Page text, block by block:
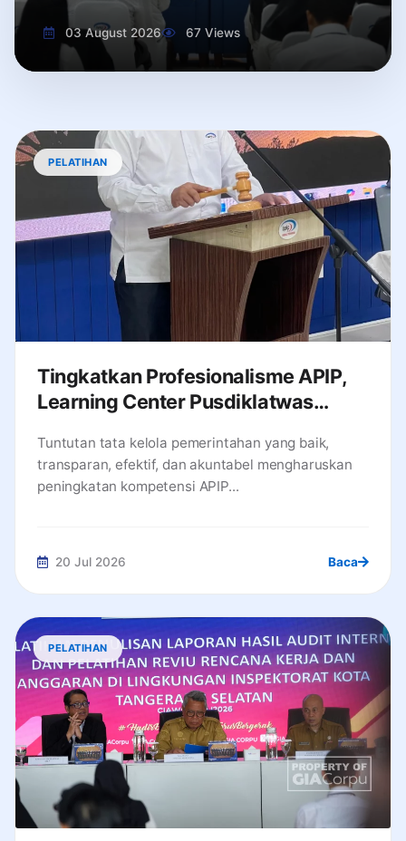
03 August 2026 67 Views
PELATIHAN
Tingkatkan Profesionalisme APIP,
Learning Center Pusdiklatwas
Tingkat Dasar
Tuntutan tata kelola pemerintahan yang baik,
transparan, efektif, dan akuntabel mengharuskan
peningkatan kompetensi APIP...
20 Jul 2026 Baca
PELATIHAN